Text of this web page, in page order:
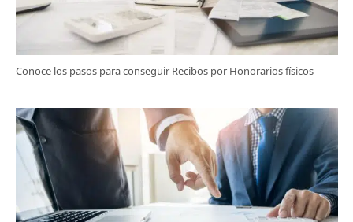
Conoce los pasos para conseguir Recibos por Honorarios físicos